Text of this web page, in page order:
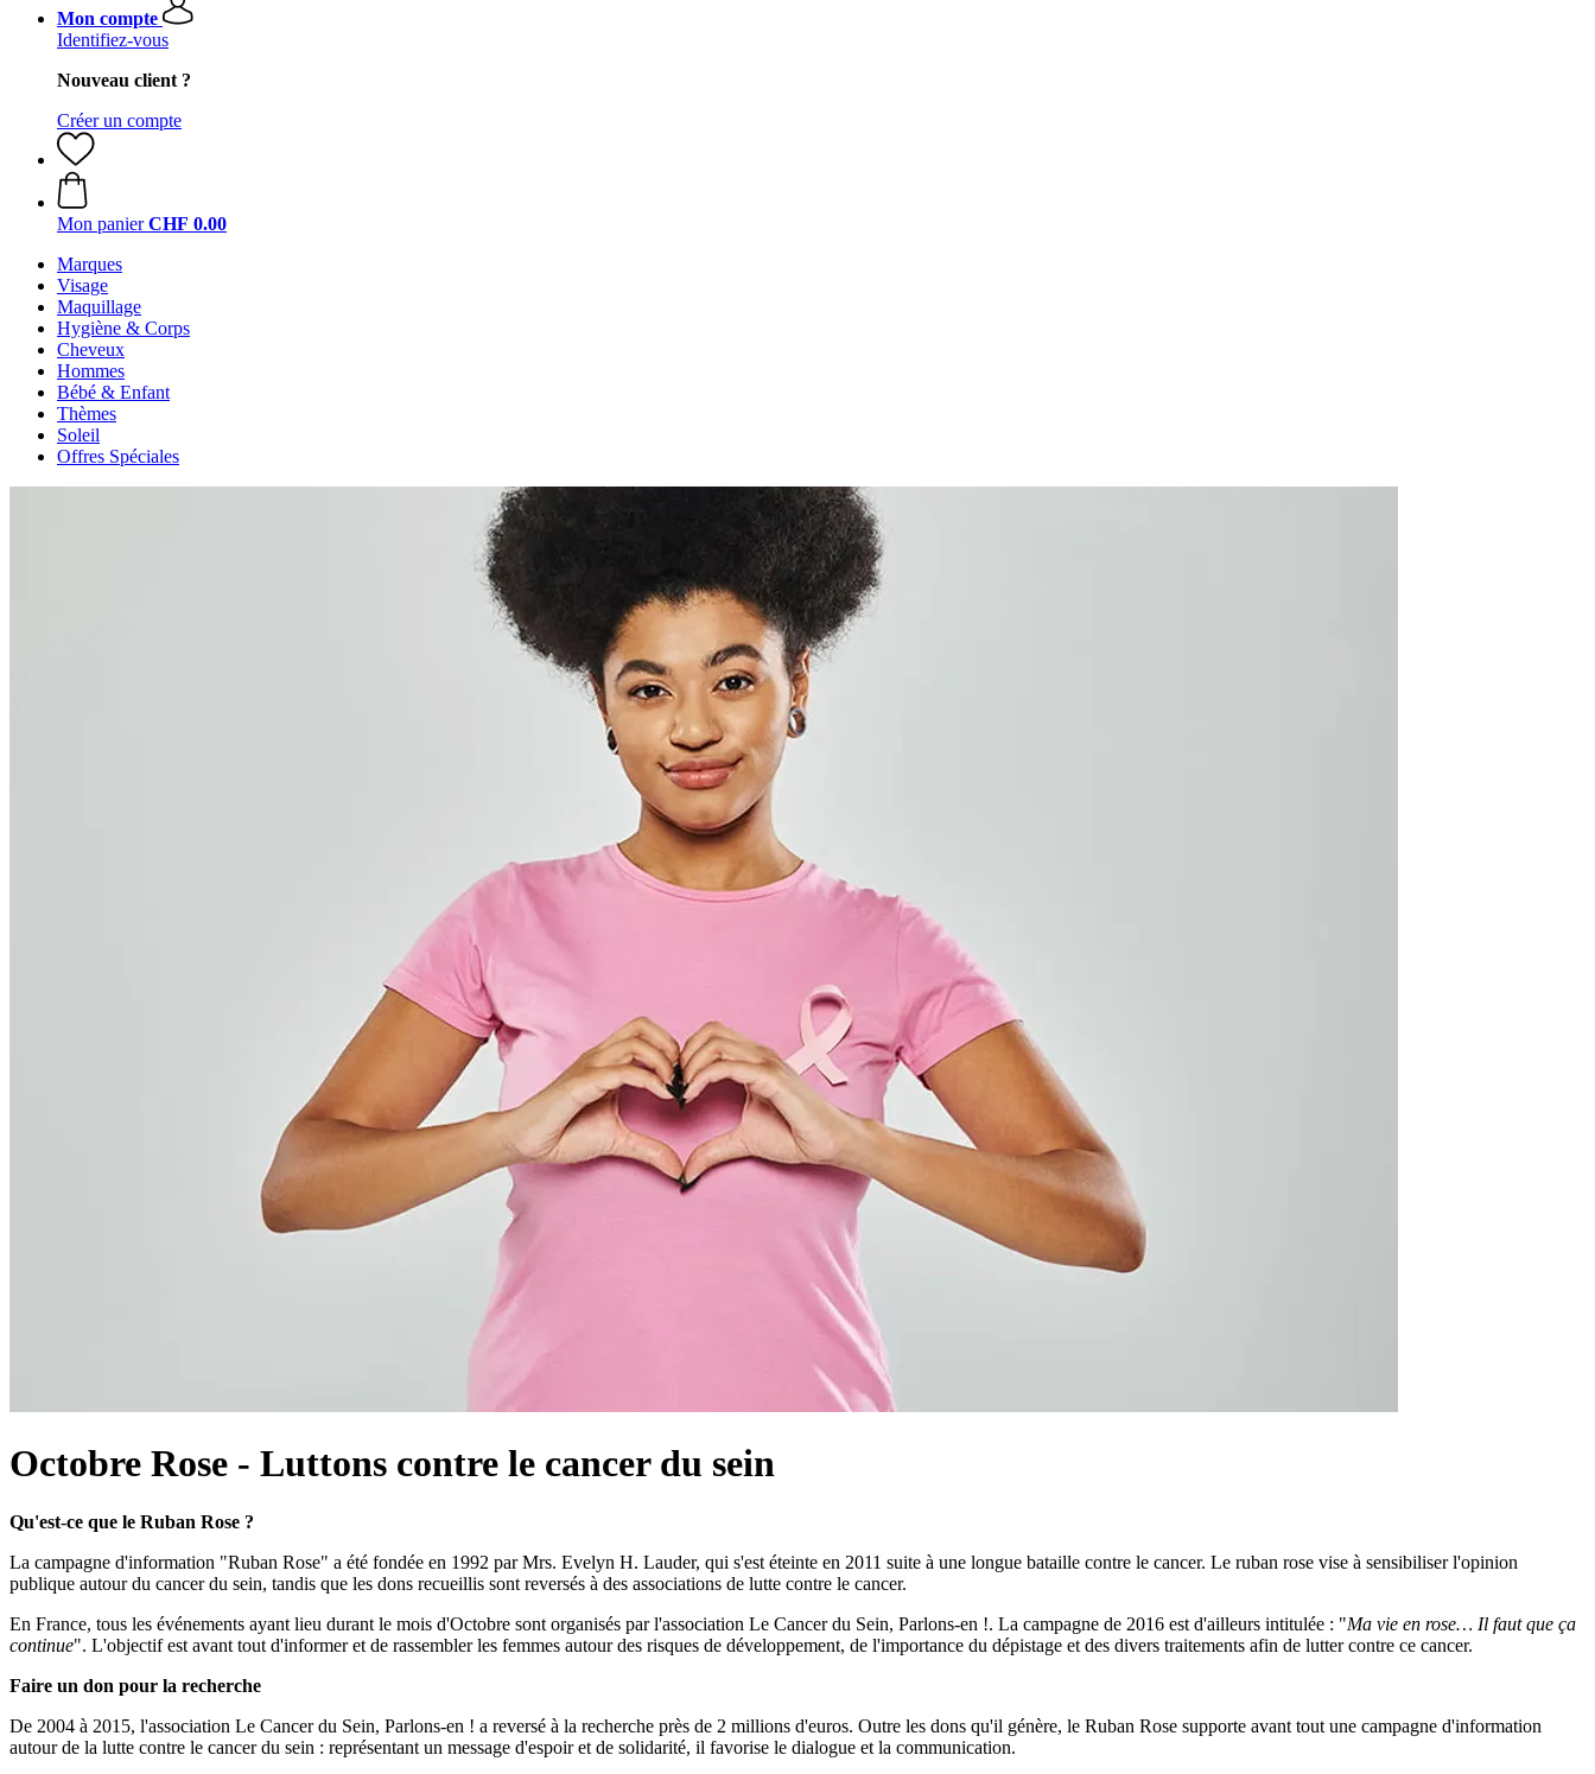
Mon compte
Identifiez-vous
Nouveau client ?
Créer un compte
Mon panier CHF 0.00
Marques
Visage
Maquillage
Hygiène & Corps
Cheveux
Hommes
Bébé & Enfant
Thèmes
Soleil
Offres Spéciales
Octobre Rose - Luttons contre le cancer du sein
Qu'est-ce que le Ruban Rose ?
La campagne d'information "Ruban Rose" a été fondée en 1992 par Mrs. Evelyn H. Lauder, qui s'est éteinte en 2011 suite à une longue bataille contre le cancer. Le ruban rose vise à sensibiliser l'opinion
publique autour du cancer du sein, tandis que les dons recueillis sont reversés à des associations de lutte contre le cancer.
En France, tous les événements ayant lieu durant le mois d'Octobre sont organisés par l'association Le Cancer du Sein, Parlons-en !. La campagne de 2016 est d'ailleurs intitulée : "Ma vie en rose… Il faut que ça
continue". L'objectif est avant tout d'informer et de rassembler les femmes autour des risques de développement, de l'importance du dépistage et des divers traitements afin de lutter contre ce cancer.
Faire un don pour la recherche
De 2004 à 2015, l'association Le Cancer du Sein, Parlons-en ! a reversé à la recherche près de 2 millions d'euros. Outre les dons qu'il génère, le Ruban Rose supporte avant tout une campagne d'information
autour de la lutte contre le cancer du sein : représentant un message d'espoir et de solidarité, il favorise le dialogue et la communication.